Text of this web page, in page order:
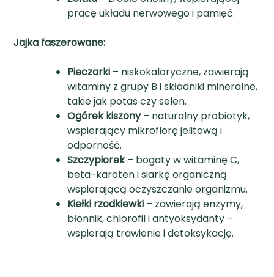
pracę układu nerwowego i pamięć.
Jajka faszerowane:
Pieczarki – niskokaloryczne, zawierają
witaminy z grupy B i składniki mineralne,
takie jak potas czy selen.
Ogórek kiszony– naturalny probiotyk,
wspierający mikroflorę jelitową i
odporność.
Szczypiorek– bogaty w witaminę C,
beta-karoten i siarkę organiczną
wspierającą oczyszczanie organizmu.
Kiełki rzodkiewki – zawierają enzymy,
błonnik, chlorofil i antyoksydanty –
wspierają trawienie i detoksykację.